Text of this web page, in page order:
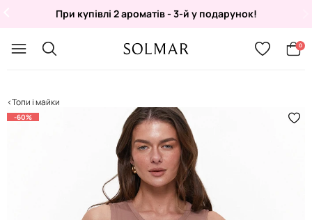
При купівлі 2 ароматів - 3-й у подарунок!
0
Топи і майки
-60%
Укр